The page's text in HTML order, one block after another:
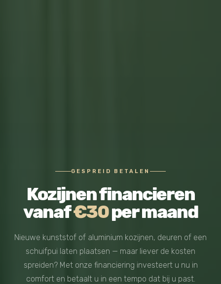
GESPREID BETALEN
Kozijnen financieren
vanaf€30per maand
Nieuwe kunststof of aluminium kozijnen, deuren of een
schuifpui laten plaatsen — maar liever de kosten
spreiden? Met onze financiering investeert u nu in
comfort en betaalt u in een tempo dat bij u past.